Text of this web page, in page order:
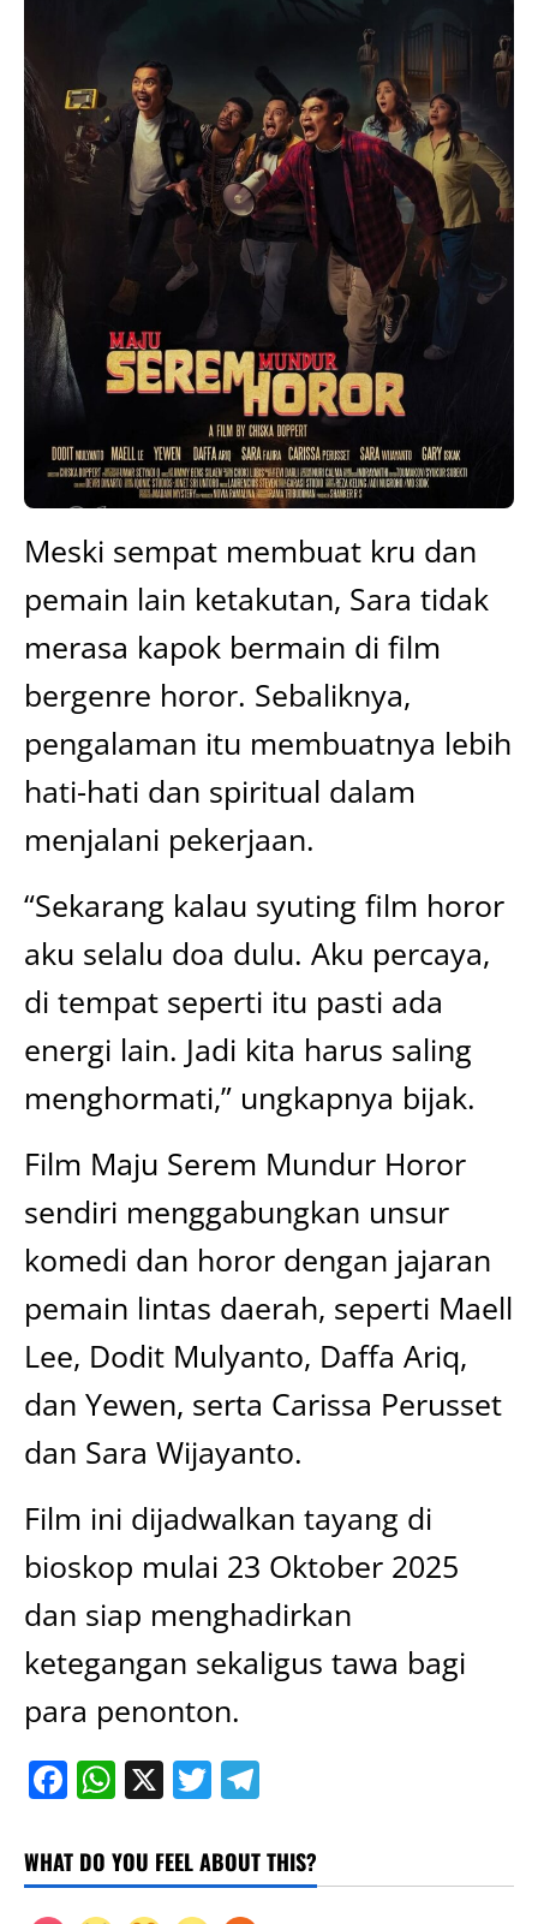
Meski sempat membuat kru dan
pemain lain ketakutan, Sara tidak
merasa kapok bermain di film
bergenre horor. Sebaliknya,
pengalaman itu membuatnya lebih
hati-hati dan spiritual dalam
menjalani pekerjaan.
“Sekarang kalau syuting film horor
aku selalu doa dulu. Aku percaya,
di tempat seperti itu pasti ada
energi lain. Jadi kita harus saling
menghormati,” ungkapnya bijak.
Film Maju Serem Mundur Horor
sendiri menggabungkan unsur
komedi dan horor dengan jajaran
pemain lintas daerah, seperti Maell
Lee, Dodit Mulyanto, Daffa Ariq,
dan Yewen, serta Carissa Perusset
dan Sara Wijayanto.
Film ini dijadwalkan tayang di
bioskop mulai 23 Oktober 2025
dan siap menghadirkan
ketegangan sekaligus tawa bagi
para penonton.
Facebook
WhatsApp
X Twitter
WHAT DO YOU FEEL ABOUT THIS?